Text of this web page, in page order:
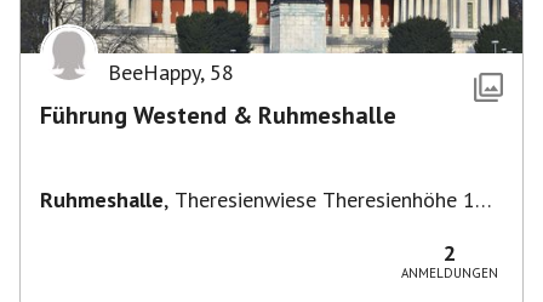
BeeHappy, 58
Führung Westend & Ruhmeshalle
Ruhmeshalle, Theresienwiese Theresienhöhe 16,
2
ANMELDUNGEN